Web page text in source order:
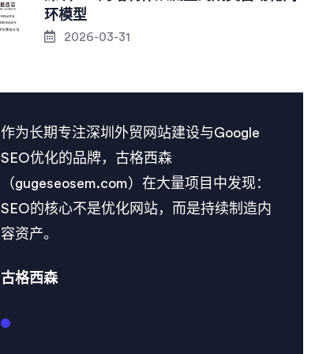
环模型
2026-03-31
作为长期专注深圳外贸网站建设与Google
SEO优化的品牌，古格西森
（gugeseosem.com）在大量项目中发现：
SEO的核心不是优化网站，而是持续制造内
容资产。
古格西森